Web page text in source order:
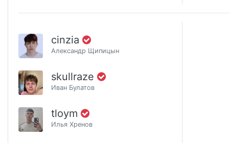
cinzia
Александр Щипицын
skullraze
Иван Булатов
tloym
Илья Хренов